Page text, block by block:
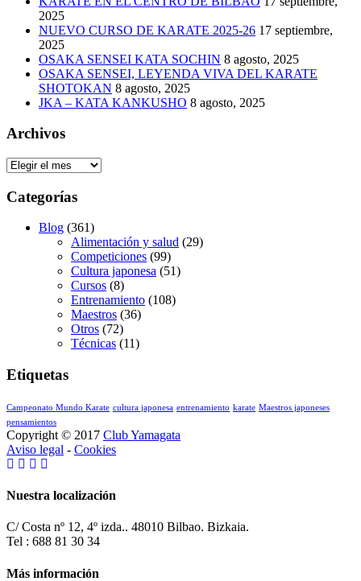
2025
NUEVO CURSO DE KARATE 2025-26 17 septiembre,
2025
OSAKA SENSEI KATA SOCHIN 8 agosto, 2025
OSAKA SENSEI, LEYENDA VIVA DEL KARATE
SHOTOKAN 8 agosto, 2025
JKA – KATA KANKUSHO 8 agosto, 2025
Archivos
Archivos
Categorías
Blog (361)
Alimentación y salud (29)
Competiciones (99)
Cultura japonesa (51)
Cursos (8)
Entrenamiento (108)
Maestros (36)
Otros (72)
Técnicas (11)
Etiquetas
Campeonato Mundo Karate cultura japonesa entrenamiento karate Maestros japoneses
pensamientos
Copyright © 2017 Club Yamagata
Aviso legal - Cookies
Nuestra localización
C/ Costa nº 12, 4º izda.. 48010 Bilbao. Bizkaia.
Tel : 688 81 30 34
Más información